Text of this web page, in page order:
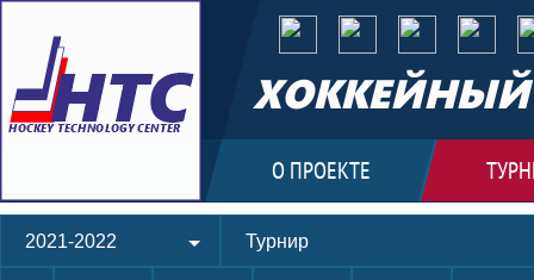
ХОККЕЙНЫЙ
О ПРОЕКТЕ
2021-2022 Турнир